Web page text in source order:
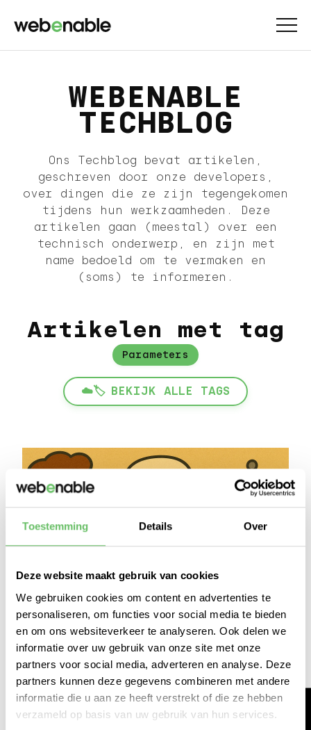
Toestemming Details Over
Deze website maakt gebruik van cookies
We gebruiken cookies om content en advertenties te
personaliseren, om functies voor social media te bieden
en om ons websiteverkeer te analyseren. Ook delen we
informatie over uw gebruik van onze site met onze
partners voor social media, adverteren en analyse. Deze
partners kunnen deze gegevens combineren met andere
informatie die u aan ze heeft verstrekt of die ze hebben
verzameld op basis van uw gebruik van hun services.
WEBENABLE
TECHBLOG
Ons Techblog bevat artikelen,
geschreven door onze developers,
over dingen die ze zijn tegengekomen
tijdens hun werkzaamheden. Deze
artikelen gaan (meestal) over een
technisch onderwerp, en zijn met
name bedoeld om te vermaken en
(soms) te informeren.
Artikelen met tag
Parameters
☁️🏷️ BEKIJK ALLE TAGS
VRIJDAG 22 AUGUSTUS 2025
MODEL UITGELICHT - GEMMA 3N
270M
Google heeft een nieuw Gemma-model